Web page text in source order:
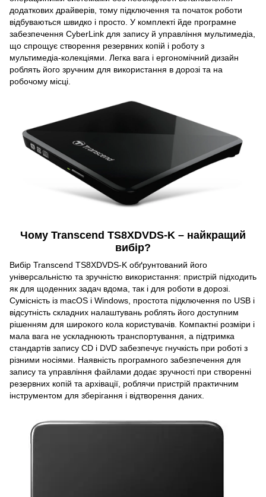
додаткових драйверів, тому підключення та початок роботи
відбуваються швидко і просто. У комплекті йде програмне
забезпечення CyberLink для запису й управління мультимедіа,
що спрощує створення резервних копій і роботу з
мультимедіа-колекціями. Легка вага і ергономічний дизайн
роблять його зручним для використання в дорозі та на
робочому місці.
Чому Transcend TS8XDVDS-K – найкращий
вибір?
Вибір Transcend TS8XDVDS-K обґрунтований його
універсальністю та зручністю використання: пристрій підходить
як для щоденних задач вдома, так і для роботи в дорозі.
Сумісність із macOS і Windows, простота підключення по USB і
відсутність складних налаштувань роблять його доступним
рішенням для широкого кола користувачів. Компактні розміри і
мала вага не ускладнюють транспортування, а підтримка
стандартів запису CD і DVD забезпечує гнучкість при роботі з
різними носіями. Наявність програмного забезпечення для
запису та управління файлами додає зручності при створенні
резервних копій та архівації, роблячи пристрій практичним
інструментом для зберігання і відтворення даних.